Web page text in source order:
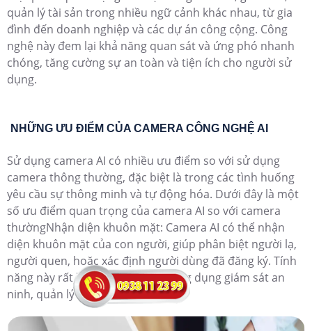
quản lý tài sản trong nhiều ngữ cảnh khác nhau, từ gia
đình đến doanh nghiệp và các dự án công cộng. Công
nghệ này đem lại khả năng quan sát và ứng phó nhanh
chóng, tăng cường sự an toàn và tiện ích cho người sử
dụng.
NHỮNG ƯU ĐIỂM CỦA CAMERA CÔNG NGHỆ AI
Sử dụng camera AI có nhiều ưu điểm so với sử dụng
camera thông thường, đặc biệt là trong các tình huống
yêu cầu sự thông minh và tự động hóa. Dưới đây là một
số ưu điểm quan trọng của camera AI so với camera
thườngNhận diện khuôn mặt: Camera AI có thể nhận
diện khuôn mặt của con người, giúp phân biệt người lạ,
người quen, hoặc xác định người dùng đã đăng ký. Tính
năng này rất hữu ích trong các ứng dụng giám sát an
ninh, quản lý ra vào, hoặc bán lẻ.